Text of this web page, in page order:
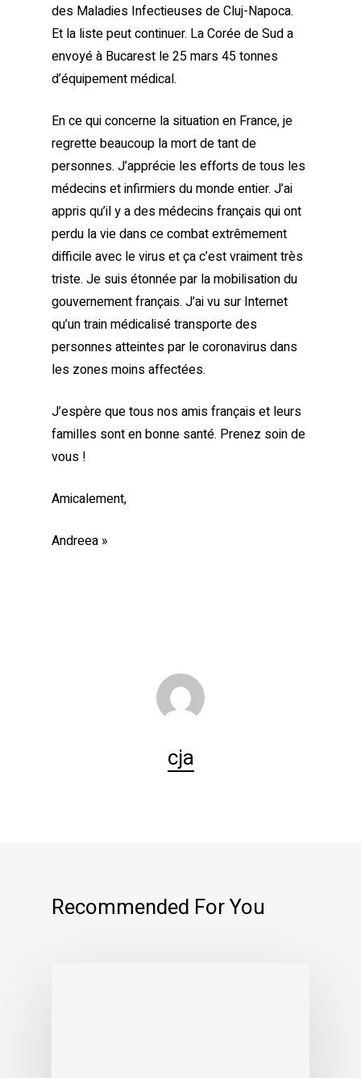
des Maladies Infectieuses de Cluj-Napoca.
Et la liste peut continuer. La Corée de Sud a
envoyé à Bucarest le 25 mars 45 tonnes
d’équipement médical.
En ce qui concerne la situation en France, je
regrette beaucoup la mort de tant de
personnes. J’apprécie les efforts de tous les
médecins et infirmiers du monde entier. J’ai
appris qu’il y a des médecins français qui ont
perdu la vie dans ce combat extrêmement
difficile avec le virus et ça c’est vraiment très
triste. Je suis étonnée par la mobilisation du
gouvernement français. J’ai vu sur Internet
qu’un train médicalisé transporte des
personnes atteintes par le coronavirus dans
les zones moins affectées.
J’espère que tous nos amis français et leurs
familles sont en bonne santé. Prenez soin de
vous !
Amicalement,
Andreea »
cja
Recommended For You